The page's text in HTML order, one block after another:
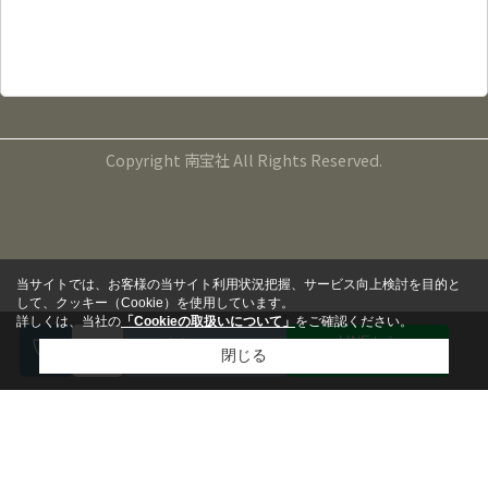
Copyright 南宝社 All Rights Reserved.
来店予約
LINEから
当サイトでは、お客様の当サイト利用状況把握、サービス向上検討を目的と
して、クッキー（Cookie）を使用しています。
詳しくは、当社の 「Cookieの取扱いについて」をご確認ください。
閉じる